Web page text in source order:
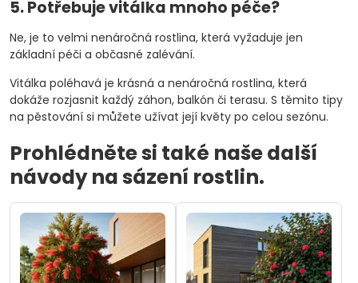
5. Potřebuje vitálka mnoho péče?
Ne, je to velmi nenáročná rostlina, která vyžaduje jen
základní péči a občasné zalévání.
Vitálka poléhavá je krásná a nenáročná rostlina, která
dokáže rozjasnit každý záhon, balkón či terasu. S těmito tipy
na pěstování si můžete užívat její květy po celou sezónu.
Prohlédněte si také naše další
návody na sázení rostlin.